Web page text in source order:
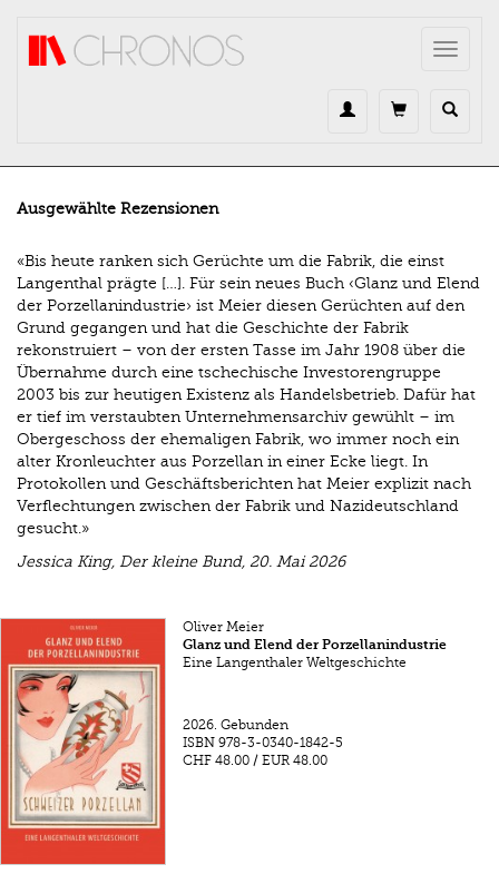
Toggle
Ausgewählte Rezensionen
«Bis heute ranken sich Gerüchte um die Fabrik, die einst
Langenthal prägte […]. Für sein neues Buch ‹Glanz und Elend
der Porzellanindustrie› ist Meier diesen Gerüchten auf den
Grund gegangen und hat die Geschichte der Fabrik
rekonstruiert – von der ersten Tasse im Jahr 1908 über die
Übernahme durch eine tschechische Investorengruppe
2003 bis zur heutigen Existenz als Handelsbetrieb. Dafür hat
er tief im verstaubten Unternehmensarchiv gewühlt – im
Obergeschoss der ehemaligen Fabrik, wo immer noch ein
alter Kronleuchter aus Porzellan in einer Ecke liegt. In
Protokollen und Geschäftsberichten hat Meier explizit nach
Verflechtungen zwischen der Fabrik und Nazideutschland
gesucht.»
Jessica King, Der kleine Bund, 20. Mai 2026
Oliver Meier
Glanz und Elend der Porzellanindustrie
Eine Langenthaler Weltgeschichte
2026. Gebunden
ISBN 978-3-0340-1842-5
CHF 48.00 /EUR 48.00